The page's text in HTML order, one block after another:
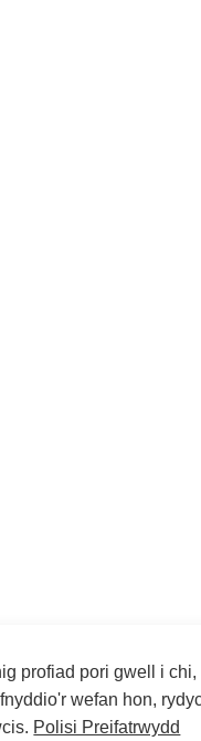
profiad pori gwell i
wefan hon,
Polisi Preifatrwydd